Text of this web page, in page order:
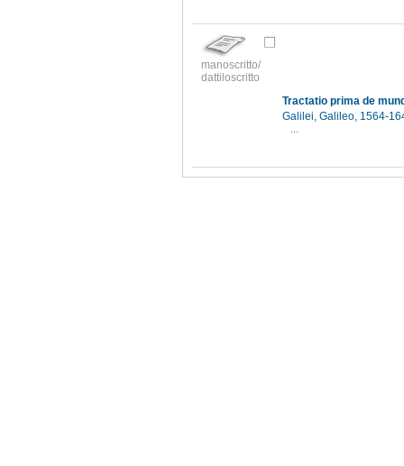
manoscritto/
dattiloscritto
Tractatio prima de
Galilei, Galileo, 1564-
...